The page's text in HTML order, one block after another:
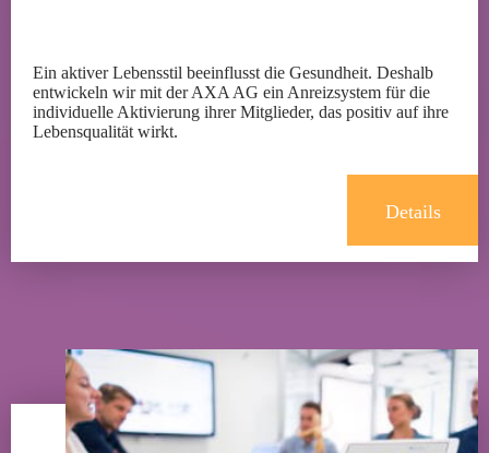
Ein aktiver Lebensstil beeinflusst die Gesundheit. Deshalb
entwickeln wir mit der AXA AG ein Anreizsystem für die
individuelle Aktivierung ihrer Mitglieder, das positiv auf ihre
Lebensqualität wirkt.
Details